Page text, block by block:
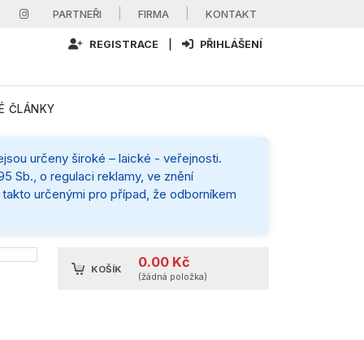
PARTNEŘI FIRMA KONTAKT
REGISTRACE PŘIHLÁŠENÍ
ČLÁNKY
určeny široké – laické - veřejnosti.
Sb., o regulaci reklamy, ve znění
určenými pro případ, že odborníkem
KOŠÍK 0.00 Kč
(žádná položka)